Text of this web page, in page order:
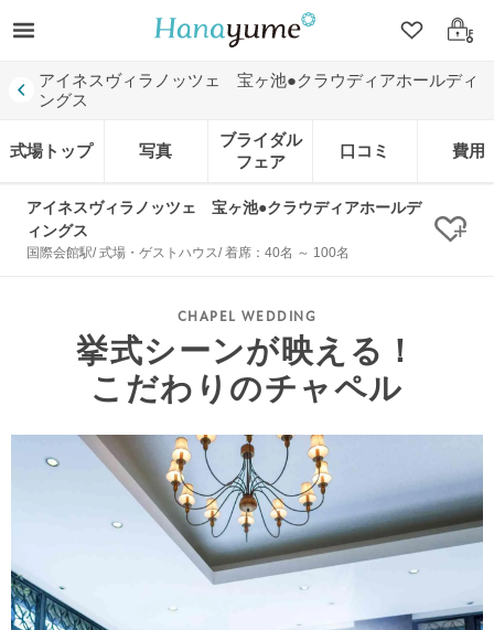
クリップ
ログ
アイネスヴィラノッツェ 宝ヶ池●クラウディアホールディ
ングス
式場トップ 写真
ブライダル
フェア
口コミ 費用
アイネスヴィラノッツェ 宝ヶ池●クラウディアホールデ
ィングス
国際会館駅/ 式場・ゲストハウス/ 着席：40名 ～ 100名 ク
挙式シーンが映える！
こだわりのチャペル